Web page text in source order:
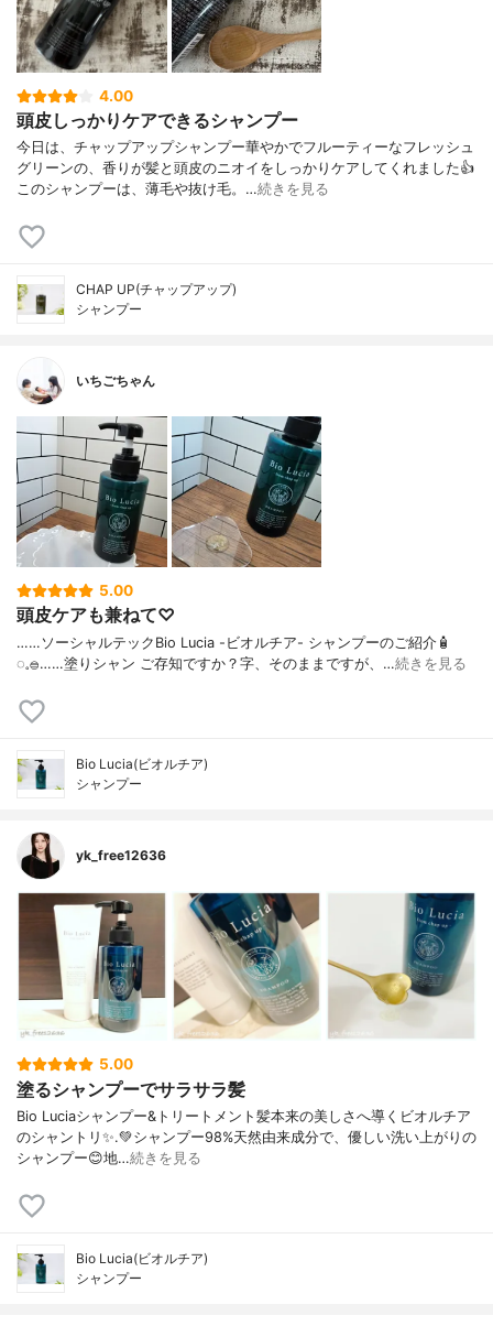
4.00
頭皮しっかりケアできるシャンプー
今日は、チャップアップシャンプー華やかでフルーティーなフレッシュ
グリーンの、香りが髪と頭皮のニオイをしっかりケアしてくれました👍
このシャンプーは、薄毛や抜け毛。…続きを見る
CHAP UP(チャップアップ)
シャンプー
いちごちゃん
5.00
頭皮ケアも兼ねて♡
……⁡⁡⁡ソーシャルテックBio Lucia -ビオルチア- シャンプー⁡のご紹介🧴‎
◌𓈒𓐍⁡……⁡⁡⁡⁡塗りシャン ご存知ですか？⁡⁡⁡⁡字、そのままですが、…続きを見る
Bio Lucia(ビオルチア)
シャンプー
yk_free12636
5.00
塗るシャンプーでサラサラ髪
Bio Luciaシャンプー&トリートメント⁡髪本来の美しさへ導くビオルチア
のシャントリ✨⁡.💚シャンプー98%天然由来成分で、優しい洗い上がりの
シャンプー😊地…続きを見る
Bio Lucia(ビオルチア)
シャンプー